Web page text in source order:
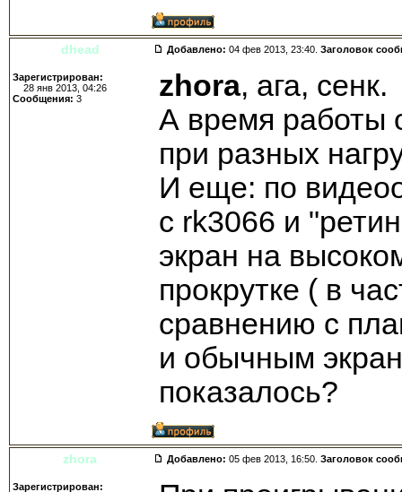
dhead Добавлено: 04 фев 2013, 23:40. Заголовок
Зарегистрирован:
28 янв 2013, 04:26
Сообщения: 3 zhora, ага, сенк.
А время работы
при разных
И еще: по
с rk3066 и
экран на
прокрутке ( в
сравнению с
и обычным
показалось?
zhora Добавлено: 05 фев 2013, 16:50. Заголовок
Зарегистрирован: